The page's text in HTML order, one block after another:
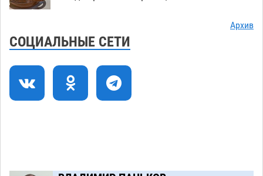
Астраханский котлован с мусором угрожает
плодородию Харабалинского района
16:24
Игорь Редькин проинспектировал
коммунальную готовность астраханского
астраханской логистической компании в 400
Архив
СОЦИАЛЬНЫЕ СЕТИ